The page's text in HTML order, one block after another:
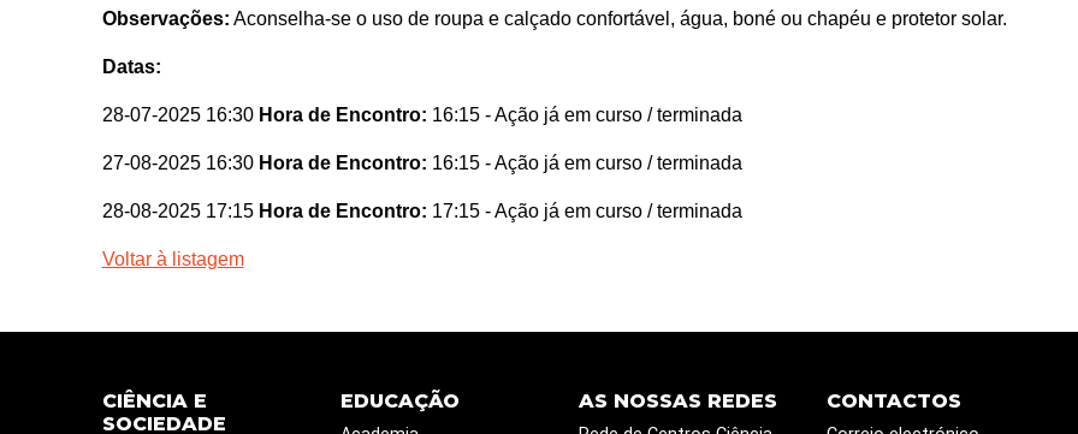
Observações: Aconselha-se o uso de roupa e calçado confortável, água, boné ou chapéu e protetor solar.
Datas:
28-07-2025 16:30 Hora de Encontro: 16:15 - Ação já em curso / terminada
27-08-2025 16:30 Hora de Encontro: 16:15 - Ação já em curso / terminada
28-08-2025 17:15 Hora de Encontro: 17:15 - Ação já em curso / terminada
Voltar à listagem
CIÊNCIA E
SOCIEDADE
EDUCAÇÃO AS NOSSAS REDES CONTACTOS